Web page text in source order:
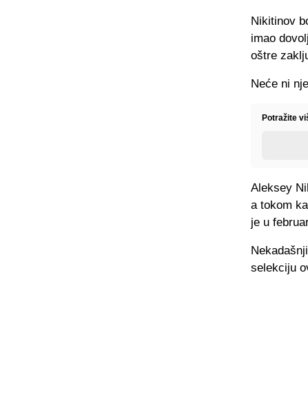
Nikitinov
imao
oštre
Neće ni
Potražite
Aleksey
a tokom
je u
selekciju